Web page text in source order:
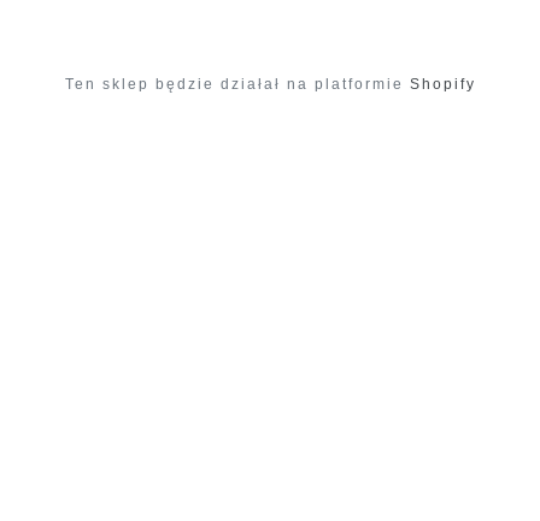
Ten sklep będzie działał na platformie Shopify